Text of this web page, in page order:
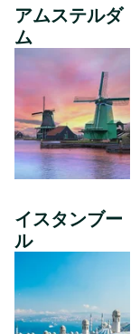
アムステルダ
ム
イスタンブー
ル